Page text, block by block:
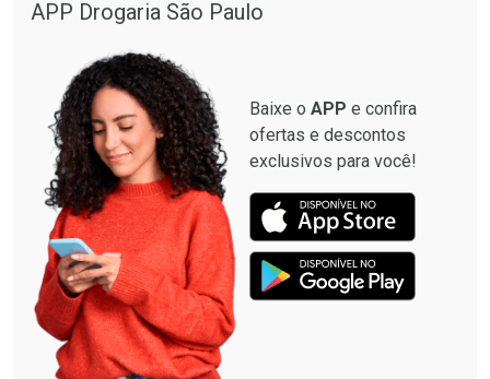
APP Drogaria São Paulo
Baixe o APP e confira
ofertas e descontos
exclusivos para você!